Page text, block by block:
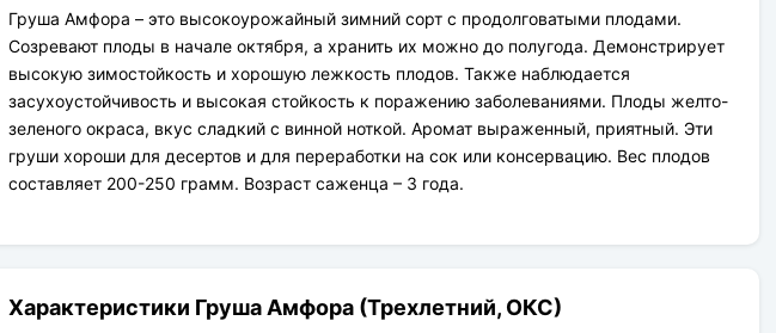
Груша Амфора – это высокоурожайный зимний сорт с продолговатыми плодами.
Созревают плоды в начале октября, а хранить их можно до полугода. Демонстрирует
высокую зимостойкость и хорошую лежкость плодов. Также наблюдается
засухоустойчивость и высокая стойкость к поражению заболеваниями. Плоды желто-
зеленого окраса, вкус сладкий с винной ноткой. Аромат выраженный, приятный. Эти
груши хороши для десертов и для переработки на сок или консервацию. Вес плодов
составляет 200-250 грамм. Возраст саженца – 3 года.
Характеристики Груша Амфора (Трехлетний, ОКС)